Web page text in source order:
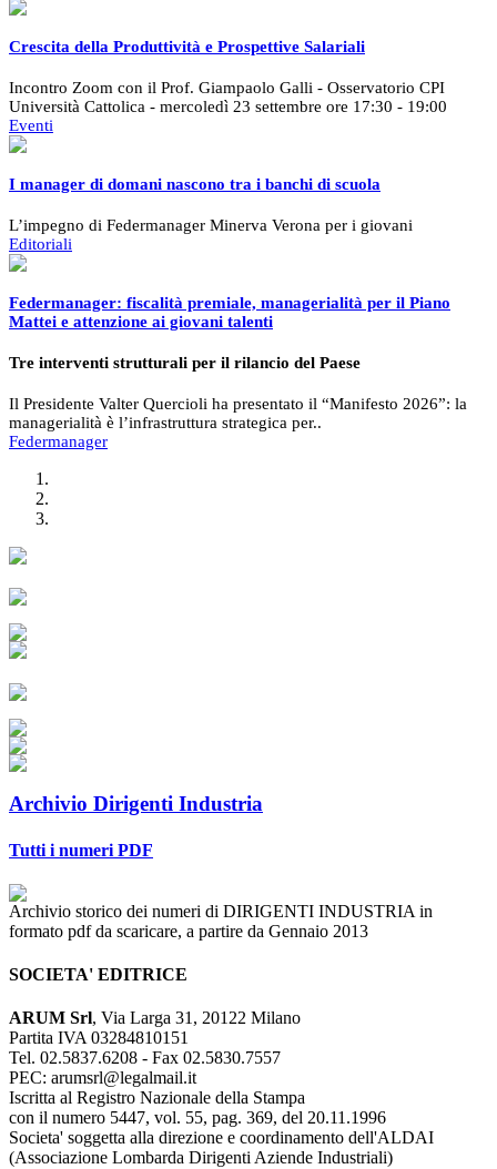
Crescita della Produttività e Prospettive Salariali
Incontro Zoom con il Prof. Giampaolo Galli - Osservatorio CPI
Università Cattolica - mercoledì 23 settembre ore 17:30 - 19:00
Eventi
I manager di domani nascono tra i banchi di scuola
L’impegno di Federmanager Minerva Verona per i giovani
Editoriali
Federmanager: fiscalità premiale, managerialità per il Piano
Mattei e attenzione ai giovani talenti
Tre interventi strutturali per il rilancio del Paese
Il Presidente Valter Quercioli ha presentato il “Manifesto 2026”: la
managerialità è l’infrastruttura strategica per..
Federmanager
Archivio Dirigenti Industria
Tutti i numeri PDF
Archivio storico dei numeri di DIRIGENTI INDUSTRIA in
formato pdf da scaricare, a partire da Gennaio 2013
SOCIETA' EDITRICE
ARUM Srl, Via Larga 31, 20122 Milano
Partita IVA 03284810151
Tel. 02.5837.6208 - Fax 02.5830.7557
PEC: arumsrl@legalmail.it
Iscritta al Registro Nazionale della Stampa
con il numero 5447, vol. 55, pag. 369, del 20.11.1996
Societa' soggetta alla direzione e coordinamento dell'ALDAI
(Associazione Lombarda Dirigenti Aziende Industriali)